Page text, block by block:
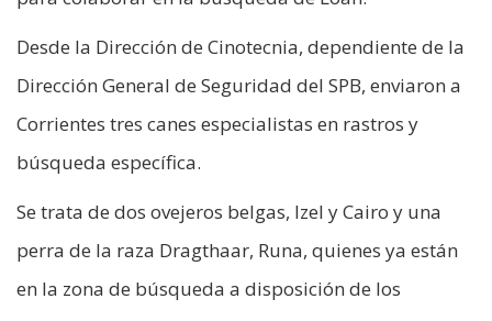
Desde la Dirección de Cinotecnia, dependiente de la
Dirección General de Seguridad del SPB, enviaron a
Corrientes tres canes especialistas en rastros y
búsqueda específica.
Se trata de dos ovejeros belgas, Izel y Cairo y una
perra de la raza Dragthaar, Runa, quienes ya están
en la zona de búsqueda a disposición de los